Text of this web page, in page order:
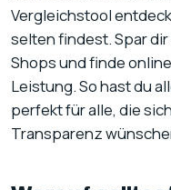
Vergleichstool
selten findest. Spar
Shops und finde
Leistung. So hast du
perfekt für alle, die
Transparenz